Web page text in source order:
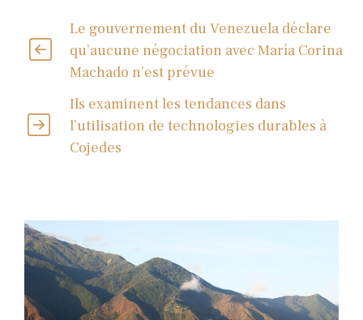
Le gouvernement du Venezuela déclare
qu’aucune négociation avec María Corina
Machado n’est prévue
Ils examinent les tendances dans
l’utilisation de technologies durables à
Cojedes